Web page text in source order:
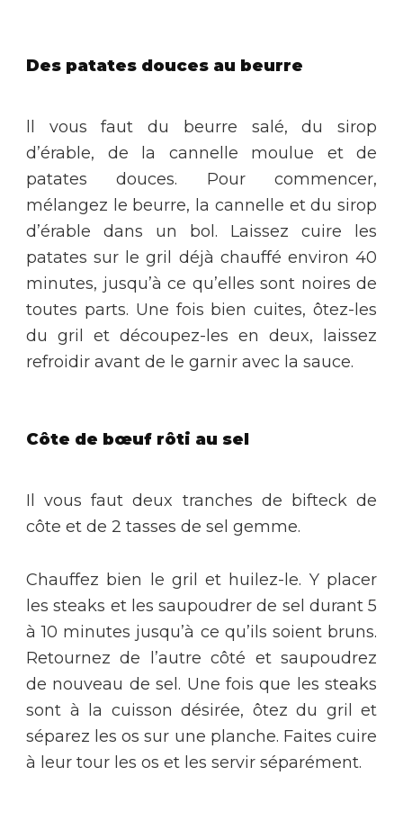
Des patates douces au beurre
ll vous faut du beurre salé, du sirop
d’érable, de la cannelle moulue et de
patates douces. Pour commencer,
mélangez le beurre, la cannelle et du sirop
d’érable dans un bol. Laissez cuire les
patates sur le gril déjà chauffé environ 40
minutes, jusqu’à ce qu’elles sont noires de
toutes parts. Une fois bien cuites, ôtez-les
du gril et découpez-les en deux, laissez
refroidir avant de le garnir avec la sauce.
Côte de bœuf rôti au sel
Il vous faut deux tranches de bifteck de
côte et de 2 tasses de sel gemme.
Chauffez bien le gril et huilez-le. Y placer
les steaks et les saupoudrer de sel durant 5
à 10 minutes jusqu’à ce qu’ils soient bruns.
Retournez de l’autre côté et saupoudrez
de nouveau de sel. Une fois que les steaks
sont à la cuisson désirée, ôtez du gril et
séparez les os sur une planche. Faites cuire
à leur tour les os et les servir séparément.